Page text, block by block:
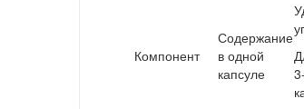
Компонент
Содержание
в одной
капсуле